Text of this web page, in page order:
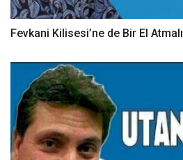
Fevkani Kilisesi’ne de Bir El Atmalı